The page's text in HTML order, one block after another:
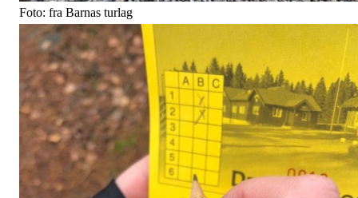
Foto: fra Barnas turlag